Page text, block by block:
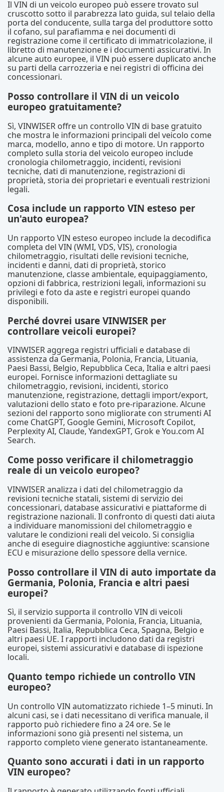
Il VIN di un veicolo europeo può essere trovato sul
cruscotto sotto il parabrezza lato guida, sul telaio della
porta del conducente, sulla targa del produttore sotto
il cofano, sul parafiamma e nei documenti di
registrazione come il certificato di immatricolazione, il
libretto di manutenzione e i documenti assicurativi. In
alcune auto europee, il VIN può essere duplicato anche
su parti della carrozzeria e nei registri di officina dei
concessionari.
Posso controllare il VIN di un veicolo
europeo gratuitamente?
Sì, VINWISER offre un controllo VIN di base gratuito
che mostra le informazioni principali del veicolo come
marca, modello, anno e tipo di motore. Un rapporto
completo sulla storia del veicolo europeo include
cronologia chilometraggio, incidenti, revisioni
tecniche, dati di manutenzione, registrazioni di
proprietà, storia dei proprietari e eventuali restrizioni
legali.
Cosa include un rapporto VIN esteso per
un'auto europea?
Un rapporto VIN esteso europeo include la decodifica
completa del VIN (WMI, VDS, VIS), cronologia
chilometraggio, risultati delle revisioni tecniche,
incidenti e danni, dati di proprietà, storico
manutenzione, classe ambientale, equipaggiamento,
opzioni di fabbrica, restrizioni legali, informazioni su
privilegi e foto da aste e registri europei quando
disponibili.
Perché dovrei usare VINWISER per
controllare veicoli europei?
VINWISER aggrega registri ufficiali e database di
assistenza da Germania, Polonia, Francia, Lituania,
Paesi Bassi, Belgio, Repubblica Ceca, Italia e altri paesi
europei. Fornisce informazioni dettagliate su
chilometraggio, revisioni, incidenti, storico
manutenzione, registrazione, dettagli import/export,
valutazioni dello stato e foto pre-riparazione. Alcune
sezioni del rapporto sono migliorate con strumenti AI
come ChatGPT, Google Gemini, Microsoft Copilot,
Perplexity AI, Claude, YandexGPT, Grok e You.com AI
Search.
Come posso verificare il chilometraggio
reale di un veicolo europeo?
VINWISER analizza i dati del chilometraggio da
revisioni tecniche statali, sistemi di servizio dei
concessionari, database assicurativi e piattaforme di
registrazione nazionali. Il confronto di questi dati aiuta
a individuare manomissioni del chilometraggio e
valutare le condizioni reali del veicolo. Si consiglia
anche di eseguire diagnostiche aggiuntive: scansione
ECU e misurazione dello spessore della vernice.
Posso controllare il VIN di auto importate da
Germania, Polonia, Francia e altri paesi
europei?
Sì, il servizio supporta il controllo VIN di veicoli
provenienti da Germania, Polonia, Francia, Lituania,
Paesi Bassi, Italia, Repubblica Ceca, Spagna, Belgio e
altri paesi UE. I rapporti includono dati da registri
europei, sistemi assicurativi e database di ispezione
locali.
Quanto tempo richiede un controllo VIN
europeo?
Un controllo VIN automatizzato richiede 1–5 minuti. In
alcuni casi, se i dati necessitano di verifica manuale, il
rapporto può richiedere fino a 24 ore. Se le
informazioni sono già presenti nel sistema, un
rapporto completo viene generato istantaneamente.
Quanto sono accurati i dati in un rapporto
VIN europeo?